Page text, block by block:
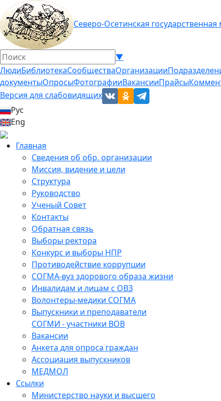
Северо-Осетинская
▼
ЛюдиБиблиотекаСообществаОрганизации
документыОпросыФотографииВакансииПрайсы
Версия для слабовидящих
Рус
Eng
Главная
Сведения об обр. организации
Миссия, видение и цели
Структура
Руководство
Ученый Совет
Контакты
Обратная связь
Выборы ректора
Конкурс и выборы НПР
Противодействие коррупции
СОГМА-вуз здорового образа жизни
Инвалидам и лицам с ОВЗ
Волонтеры-медики СОГМА
Выпускники и преподаватели
СОГМИ - участники ВОВ
Вакансии
Анкета для опроса граждан
Ассоциация выпускников
МЕДМОЛ
Ссылки
Министерство науки и высшего